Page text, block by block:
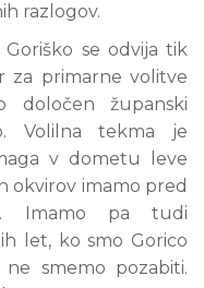
razlogov.
Goriško se odvija tik
za primarne volitve
določen županski
Volilna tekma je
v dometu leve
okvirov imamo pred
Imamo pa tudi
let, ko smo Gorico
smemo pozabiti.